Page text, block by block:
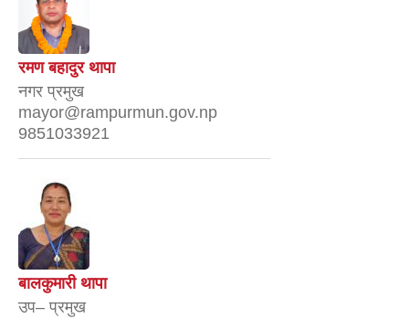
रमण बहादुर थापा
नगर प्रमुख
mayor@rampurmun.gov.np
9851033921
बालकुमारी थापा
उप– प्रमुख